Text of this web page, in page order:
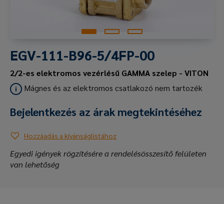
EGV-111-B96-5/4FP-00
2/2-es elektromos vezérlésű GAMMA szelep - VITON
Mágnes és az elektromos csatlakozó nem tartozék
Bejelentkezés az árak megtekintéséhez
Hozzáadás a kívánságlistához
Egyedi igények rögzítésére a rendelésösszesítő felületen
van lehetőség